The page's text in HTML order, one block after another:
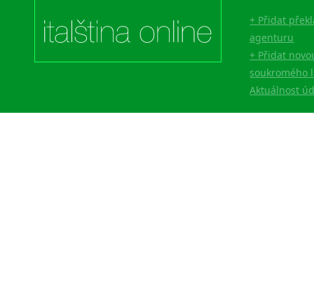
+ Přidat
agenturu
+ Přidat
soukromého
Aktuálnost